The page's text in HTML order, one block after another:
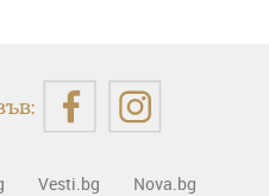
Vesti.bg
Nova.bg